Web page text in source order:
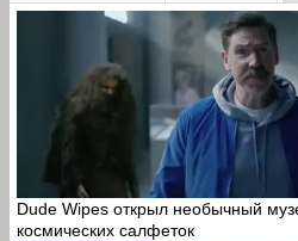
Dude Wipes открыл необычный
космических салфеток